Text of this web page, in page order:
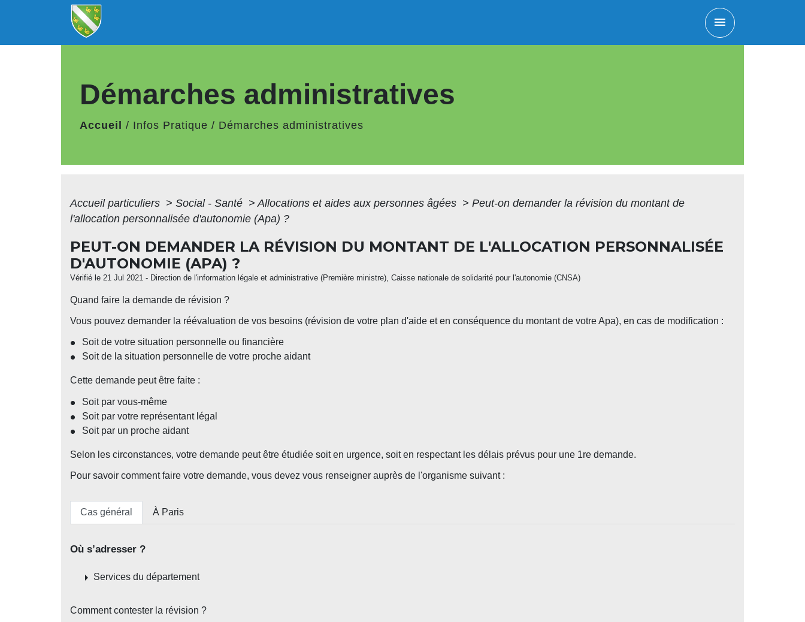
menu
Démarches administratives
Accueil / Infos Pratique / Démarches administratives
Accueil particuliers > Social - Santé > Allocations et aides aux personnes âgées > Peut-on demander la révision du montant de
l'allocation personnalisée d'autonomie (Apa) ?
PEUT-ON DEMANDER LA RÉVISION DU MONTANT DE L'ALLOCATION PERSONNALISÉE
D'AUTONOMIE (APA) ?
Vérifié le 21 Jul 2021 - Direction de l'information légale et administrative (Première ministre), Caisse nationale de solidarité pour l'autonomie (CNSA)
Quand faire la demande de révision ?
Vous pouvez demander la réévaluation de vos besoins (révision de votre plan d'aide et en conséquence du montant de votre Apa), en cas de modification :
Soit de votre situation personnelle ou financière
Soit de la situation personnelle de votre proche aidant
Cette demande peut être faite :
Soit par vous-même
Soit par votre représentant légal
Soit par un proche aidant
Selon les circonstances, votre demande peut être étudiée soit en urgence, soit en respectant les délais prévus pour une 1re demande.
Pour savoir comment faire votre demande, vous devez vous renseigner auprès de l'organisme suivant :
Cas général À Paris
Où s’adresser ?
arrow_right Services du département
Comment contester la révision ?